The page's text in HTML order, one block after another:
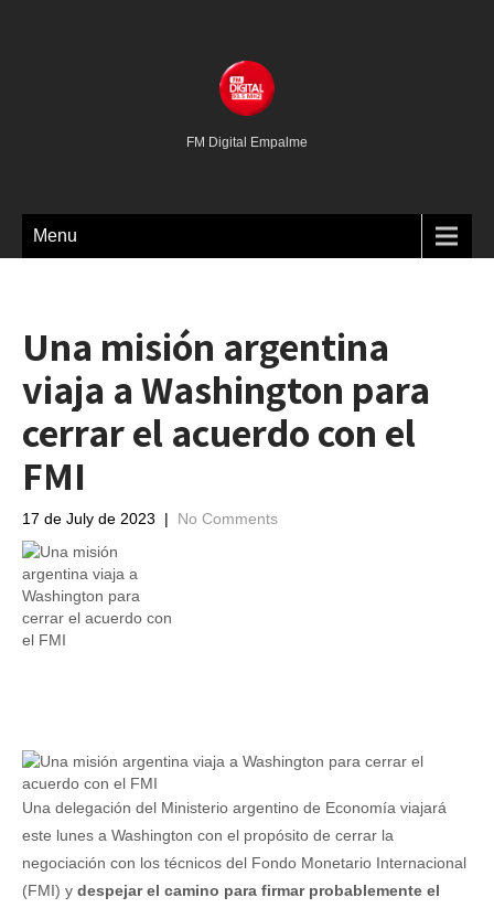
FM Digital Empalme
Menu
Una misión argentina
viaja a Washington para
cerrar el acuerdo con el
FMI
17 de July de 2023 | No Comments
Una delegación del Ministerio argentino de Economía viajará
este lunes a Washington con el propósito de cerrar la
negociación con los técnicos del Fondo Monetario Internacional
(FMI) y despejar el camino para firmar probablemente el